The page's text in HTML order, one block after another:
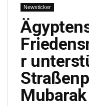
Newsticker
r
Mubarak